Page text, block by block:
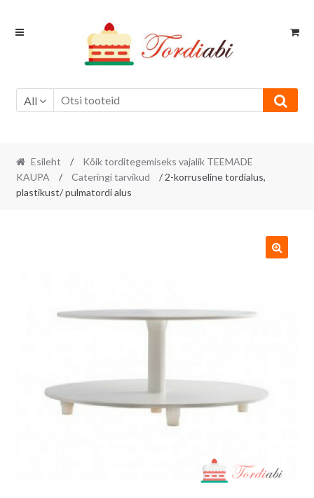
Skip
Skip
All
Esileht /
Kõik torditegemiseks vajalik TEEMADE
KAUPA
/ Cateringi tarvikud
/ 2-korruseline tordialus,
plastikust/ pulmatordi alus